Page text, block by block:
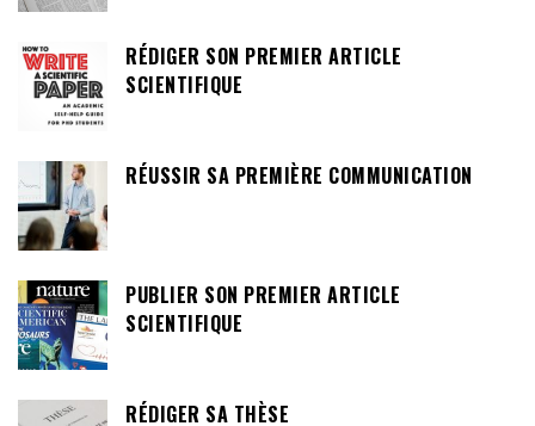
RÉDIGER SON PREMIER ARTICLE
SCIENTIFIQUE
RÉUSSIR SA PREMIÈRE COMMUNICATION
PUBLIER SON PREMIER ARTICLE
SCIENTIFIQUE
RÉDIGER SA THÈSE